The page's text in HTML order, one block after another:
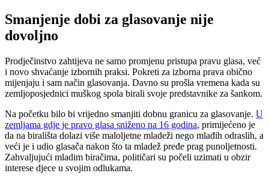
Smanjenje dobi za glasovanje nije
dovoljno
Prodječinstvo zahtijeva ne samo promjenu pristupa pravu glasa, već
i novo shvaćanje izbornih praksi. Pokreti za izborna prava obično
mijenjaju i sam način glasovanja. Davno su prošla vremena kada su
zemljoposjednici muškog spola birali svoje predstavnike za šankom.
Na početku bilo bi vrijedno smanjiti dobnu granicu za glasovanje. U
zemljama gdje je pravo glasa sniženo na 16 godina, primijećeno je
da na birališta dolazi više maloljetne mladeži nego mlađih odraslih, a
veći je i udio glasača nakon što ta mladež pređe prag punoljetnosti.
Zahvaljujući mladim biračima, političari su počeli uzimati u obzir
interese djece u svojim odlukama.